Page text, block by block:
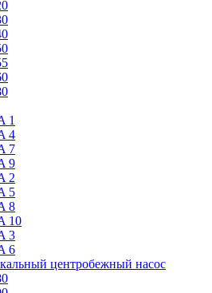
1
4
7
9
2
5
8
10
3
6
центробежный насос